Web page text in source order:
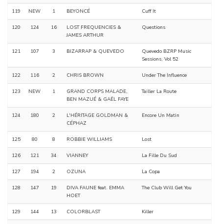
119 NEW 1 BEYONCÉ Cuff It
120 124 16
LOST FREQUENCIES &
JAMES ARTHUR
Questions
121 107 3 BIZARRAP & QUEVEDO
Quevedo BZRP Music
Sessions, Vol 52
122 116 2 CHRIS BROWN Under The Influence
123 NEW 1
GRAND CORPS MALADE,
BEN MAZUÉ & GAËL FAYE
Tailler La Route
124 180 2
L'HÉRITAGE GOLDMAN &
CÉPHAZ
Encore Un Matin
125 80 8 ROBBIE WILLIAMS Lost
126 121 34 VIANNEY La Fille Du Sud
127 194 2 OZUNA La Copa
128 147 19
DIVA FAUNE feat. EMMA
HOET
The Club Will Get You
129 144 13 COLORBLAST Killer